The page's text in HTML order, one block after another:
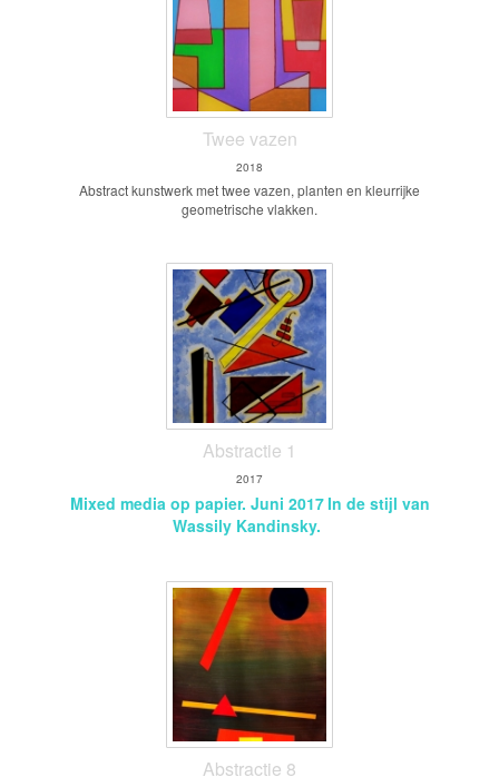
Twee vazen
2018
Abstract kunstwerk met twee vazen, planten en kleurrijke
geometrische vlakken.
Abstractie 1
2017
Mixed media op papier. Juni 2017In de stijl van
Wassily Kandinsky.
Abstractie 8